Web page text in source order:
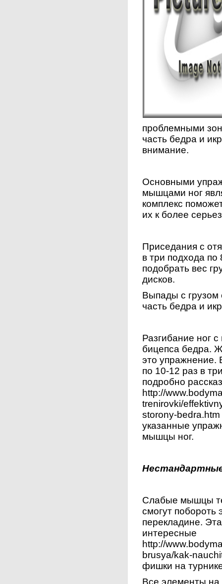
проблемными
часть бедра и
внимание.
Основными
мышцами ног
комплекс
их к более
Приседания с
в три подхода
подобрать вес
дисков.
Выпады с
часть бедра и
Разгибание ног
бицепса бедра.
это упражнение.
по 10-12 раз в
подробно
http://
trenirovki/
storony-
указанные
мышцы ног.
Слабые мышцы
смогут
перекладине.
интересные
http://
brusya/kak-
фишки на
Все элементы на